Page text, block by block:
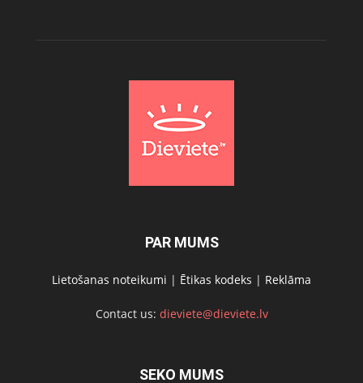
PAR MUMS
Lietošanas noteikumi | Ētikas kodeks | Reklāma
Contact us: dieviete@dieviete.lv
SEKO MUMS